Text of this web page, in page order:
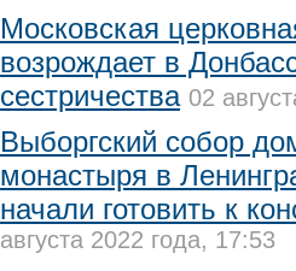
Московская
возрождает в
сестричества 02
Выборгский собор
монастыря в
начали готовить к
августа 2022 года, 17:53